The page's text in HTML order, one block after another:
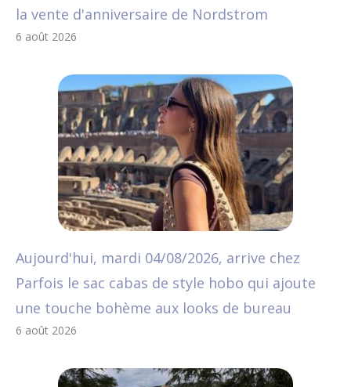
la vente d'anniversaire de Nordstrom
6 août 2026
Aujourd'hui, mardi 04/08/2026, arrive chez
Parfois le sac cabas de style hobo qui ajoute
une touche bohème aux looks de bureau
6 août 2026